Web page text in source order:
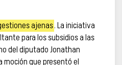
ajenas. La iniciativa
para los subsidios a las
del diputado Jonathan
moción que presentó el